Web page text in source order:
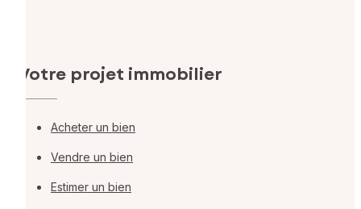
Votre projet immobilier
Acheter un bien
Vendre un bien
Estimer un bien